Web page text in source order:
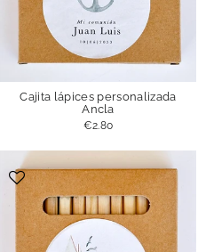
Cajita lápices personalizada
Ancla
€2.80